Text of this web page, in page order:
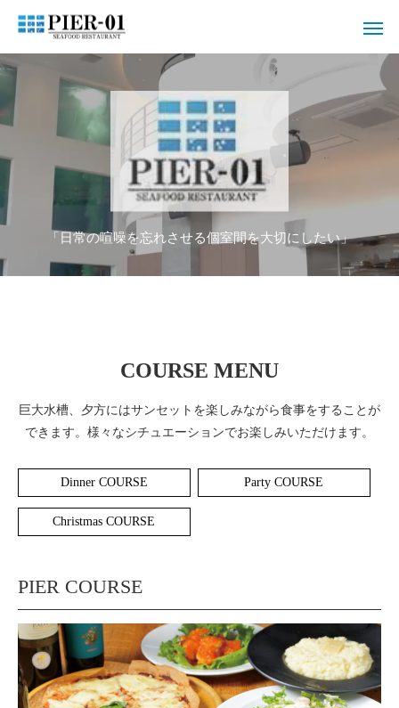
「日常の喧噪を忘れさせる個室間を大切にしたい」
COURSE MENU
巨大水槽、夕方にはサンセットを楽しみながら食事をすることが
できます。様々なシチュエーションでお楽しみいただけます。
Dinner COURSE Party COURSE
Christmas COURSE
PIER COURSE